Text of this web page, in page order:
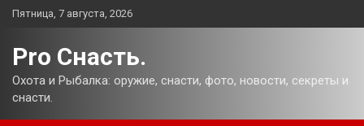
Перейти
Пятница, 7 августа, 2026
Pro Снасть.
Охота и Рыбалка: оружие, снасти, фото, новости, секреты и
снасти.